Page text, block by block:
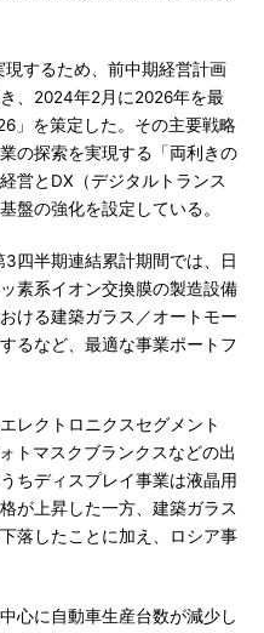
するため、前中期経営計画
、2024年2月に2026年を最
」を策定した。その主要戦略
の探索を実現する「両利きの
営とDX（デジタルトランス
盤の強化を設定している。
四半期連結累計期間では、日
素系イオン交換膜の製造設備
ける建築ガラス／オートモー
るなど、最適な事業ポートフ
レクトロニクスセグメント
トマスクブランクスなどの出
ちディスプレイ事業は液晶用
が上昇した一方、建築ガラス
落したことに加え、ロシア事
心に自動車生産台数が減少し